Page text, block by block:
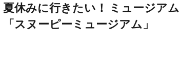
夏休みに行きたい！ ミュージアム
「スヌーピーミュージアム」